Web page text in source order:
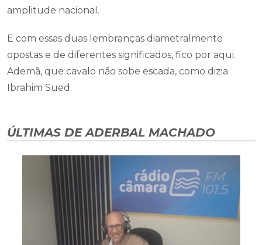
amplitude nacional.
E com essas duas lembranças diametralmente
opostas e de diferentes significados, fico por aqui.
Ademã, que cavalo não sobe escada, como dizia
Ibrahim Sued.
ÚLTIMAS DE ADERBAL MACHADO